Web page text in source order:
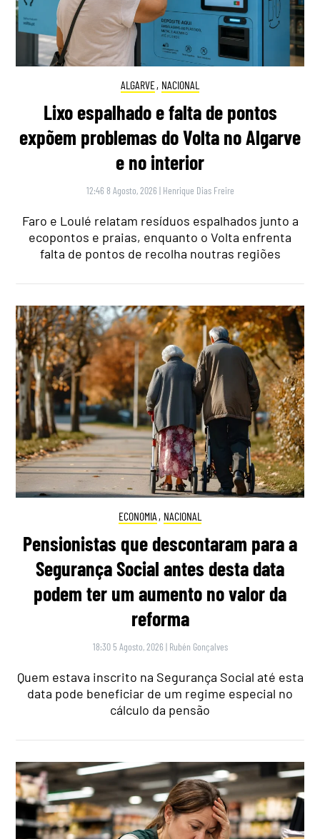
ALGARVE, NACIONAL
Lixo espalhado e falta de pontos
expõem problemas do Volta no Algarve
e no interior
12:46 8 Agosto, 2026 | Henrique Dias Freire
Faro e Loulé relatam resíduos espalhados junto a
ecopontos e praias, enquanto o Volta enfrenta
falta de pontos de recolha noutras regiões
ECONOMIA , NACIONAL
Pensionistas que descontaram para a
Segurança Social antes desta data
podem ter um aumento no valor da
reforma
18:30 5 Agosto, 2026 | Rubén Gonçalves
Quem estava inscrito na Segurança Social até esta
data pode beneficiar de um regime especial no
cálculo da pensão